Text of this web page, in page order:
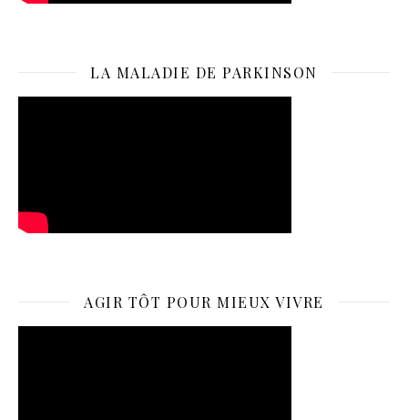
LA MALADIE DE PARKINSON
AGIR TÔT POUR MIEUX VIVRE